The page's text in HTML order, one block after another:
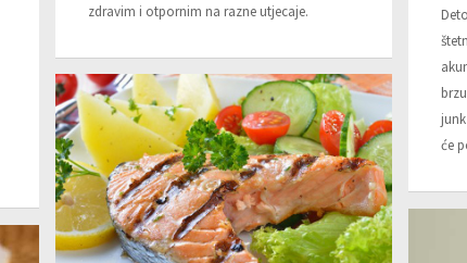
zdravim i otpornim na razne utjecaje.
će